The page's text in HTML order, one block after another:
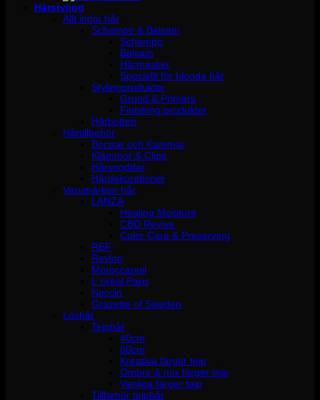
Hårstyling
Allt inom hår
Schampo & Balsam
Schampo
Balsam
Hårmasker
Speciellt för blonda hår
Stylingprodukter
Grund & Primers
Finishing produkter
Hårbotten
Hårtillbehör
Borstar och Kammar
Klämmor & Clips
Hårsnoddar
Hårdekorationer
Varumärken hår
LANZA
Healing Moisture
CBD Revive
Color Care & Preserving
REF
Revlon
Moroccanoil
L´oréal Paris
Neccin
Grazette of Sweden
Löshår
Tejphår
40cm
60cm
Kreativa färger tejp
Ombre & mix färger tejp
Vanliga färger tejp
Tillbehör tejphår